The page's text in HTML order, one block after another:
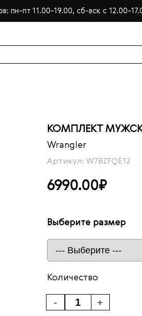
пн-пт 11.00-19.00, сб-вск с 12.00-
КОМПЛЕКТ
Wrangler
Артикул: W7BZFQE12
6990.00₽
Выберите размер
Количество
+
-